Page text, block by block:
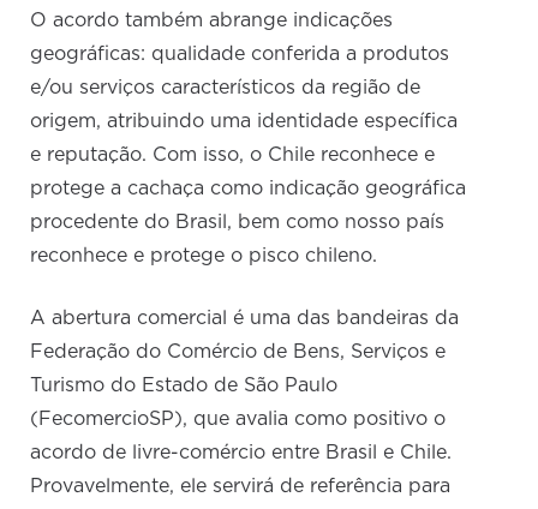
O acordo também abrange indicações
geográficas: qualidade conferida a produtos
e/ou serviços característicos da região de
origem, atribuindo uma identidade específica
e reputação. Com isso, o Chile reconhece e
protege a cachaça como indicação geográfica
procedente do Brasil, bem como nosso país
reconhece e protege o pisco chileno.
A abertura comercial é uma das bandeiras da
Federação do Comércio de Bens, Serviços e
Turismo do Estado de São Paulo
(FecomercioSP), que avalia como positivo o
acordo de livre-comércio entre Brasil e Chile.
Provavelmente, ele servirá de referência para